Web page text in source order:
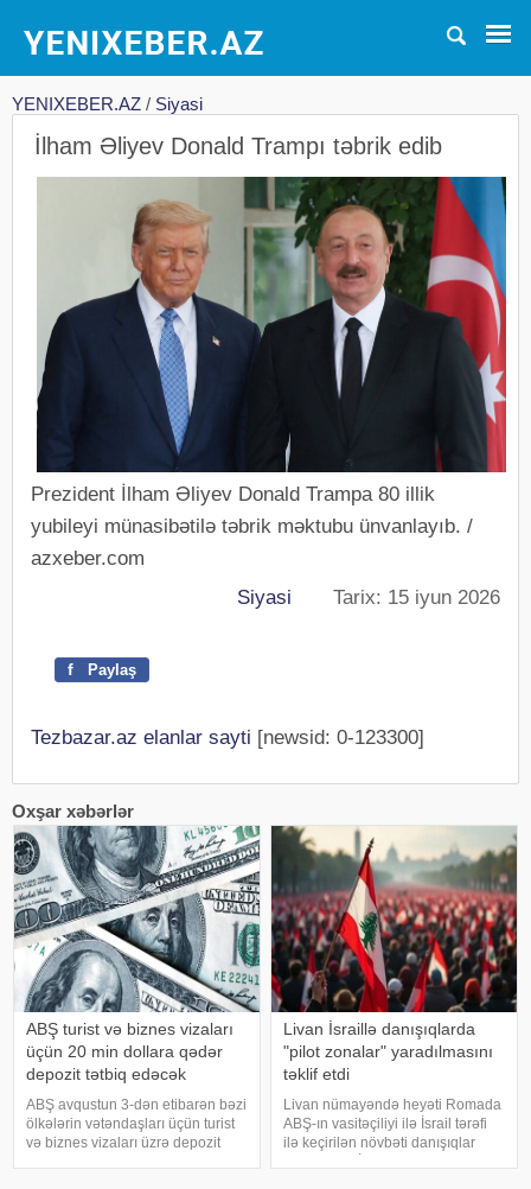
YENIXEBER.AZ / Siyasi
İlham Əliyev Donald Trampı təbrik edib
Prezident İlham Əliyev Donald Trampa 80 illik
yubileyi münasibətilə təbrik məktubu ünvanlayıb. /
azxeber.com
Siyasi Tarix: 15 iyun 2026
f Paylaş
Tezbazar.az elanlar sayti [newsid: 0-123300]
Oxşar xəbərlər
ABŞ turist və biznes vizaları
üçün 20 min dollara qədər
depozit tətbiq edəcək
ABŞ avqustun 3-dən etibarən bəzi
ölkələrin vətəndaşları üçün turist
və biznes vizaları üzrə depozit
Livan İsraillə danışıqlarda
"pilot zonalar" yaradılmasını
təklif etdi
Livan nümayəndə heyəti Romada
ABŞ-ın vasitəçiliyi ilə İsrail tərəfi
ilə keçirilən növbəti danışıqlar